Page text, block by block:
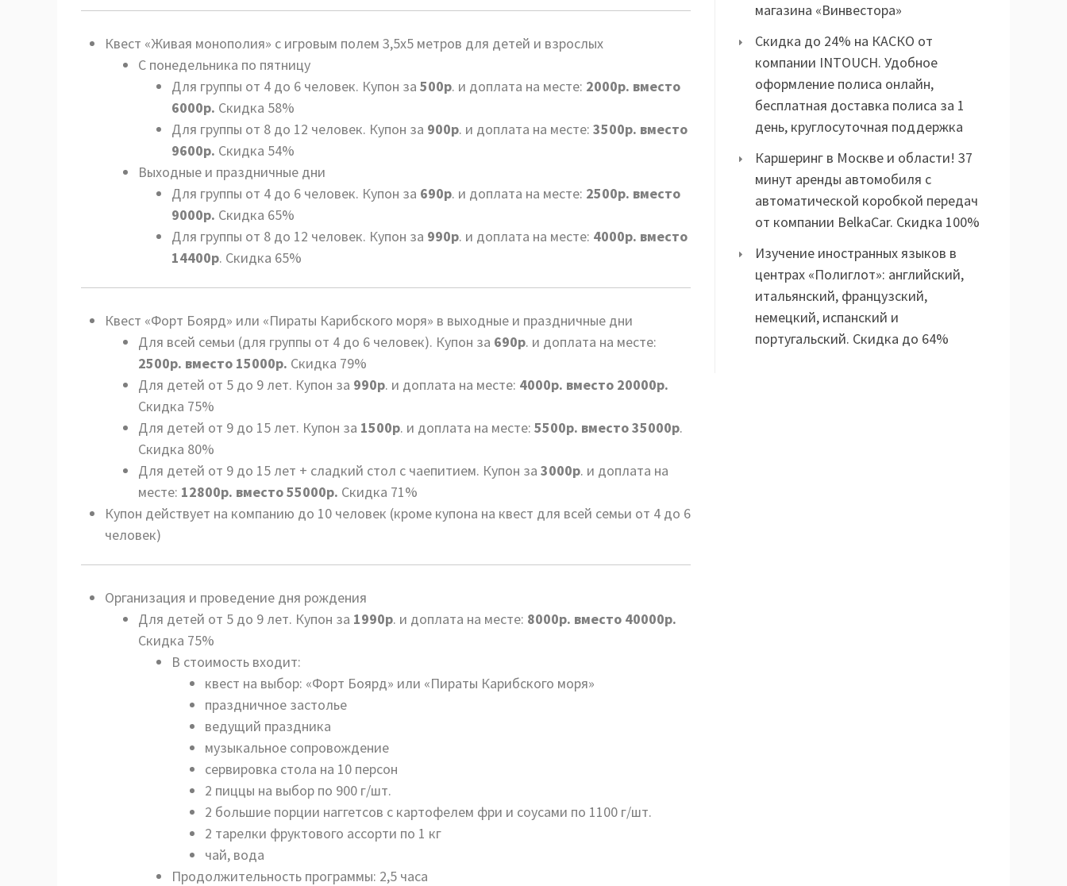
Квест «Живая монополия» с игровым полем 3,5х5 метров для детей и взрослых
С понедельника по пятницу
Для группы от 4 до 6 человек. Купон за 500р. и доплата на месте: 2000р. вместо
6000р. Скидка 58%
Для группы от 8 до 12 человек. Купон за 900р. и доплата на месте: 3500р. вместо
9600р. Скидка 54%
Выходные и праздничные дни
Для группы от 4 до 6 человек. Купон за 690р. и доплата на месте: 2500р. вместо
9000р. Скидка 65%
Для группы от 8 до 12 человек. Купон за 990р. и доплата на месте: 4000р. вместо
14400р. Скидка 65%
Квест «Форт Боярд» или «Пираты Карибского моря» в выходные и праздничные дни
Для всей семьи (для группы от 4 до 6 человек). Купон за 690р. и доплата на месте:
2500р. вместо 15000р. Скидка 79%
Для детей от 5 до 9 лет. Купон за 990р. и доплата на месте: 4000р. вместо 20000р.
Скидка 75%
Для детей от 9 до 15 лет. Купон за 1500р. и доплата на месте: 5500р. вместо 35000р.
Скидка 80%
Для детей от 9 до 15 лет + сладкий стол с чаепитием. Купон за 3000р. и доплата на
месте: 12800р. вместо 55000р. Скидка 71%
Купон действует на компанию до 10 человек (кроме купона на квест для всей семьи от 4 до 6
человек)
Организация и проведение дня рождения
Для детей от 5 до 9 лет. Купон за 1990р. и доплата на месте: 8000р. вместо 40000р.
Скидка 75%
В стоимость входит:
квест на выбор: «Форт Боярд» или «Пираты Карибского моря»
праздничное застолье
ведущий праздника
музыкальное сопровождение
сервировка стола на 10 персон
2 пиццы на выбор по 900 г/шт.
2 большие порции наггетсов с картофелем фри и соусами по 1100 г/шт.
2 тарелки фруктового ассорти по 1 кг
чай, вода
Продолжительность программы: 2,5 часа
магазина «Винвестора»
Скидка до 24% на КАСКО от
компании INTOUCH. Удобное
оформление полиса онлайн,
бесплатная доставка полиса за 1
день, круглосуточная поддержка
Каршеринг в Москве и области! 37
минут аренды автомобиля с
автоматической коробкой передач
от компании BelkaCar. Скидка 100%
Изучение иностранных языков в
центрах «Полиглот»: английский,
итальянский, французский,
немецкий, испанский и
португальский. Скидка до 64%